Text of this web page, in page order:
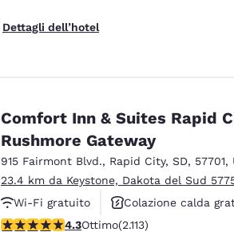
Dettagli dell’hotel
Comfort Inn & Suites Rapid
Rushmore Gateway
915 Fairmont Blvd., Rapid City, SD, 57701,
23.4 km da Keystone, Dakota del Sud
Wi-Fi gratuito
Colazione calda
Valutazione di 4.34 stelle. Ottimo. 2113
4.3Ottimo(2.113)